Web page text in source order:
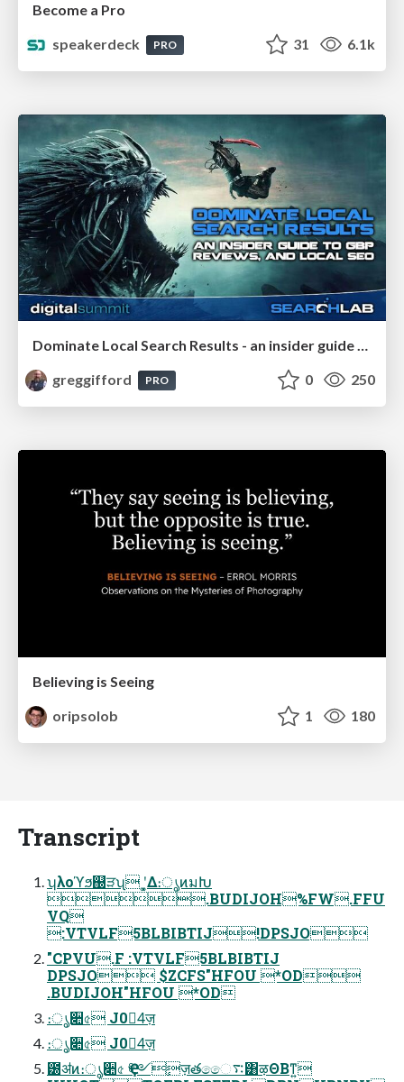
Become a Pro
speakerdeck
PRO 31 6.1k
Dominate Local Search Results - an insider guide to GBP, reviews, and Local SEO
greggifford
PRO 0 250
Believing is Seeing
oripsolob
1 180
Transcript
ʮλοϓϧ஀ੜʯ ʹ͓͚Δ։ൃͷมԽ
.BUDIJOH%FW.FFU
VQ
:VTVLF5BLBIBTIJ!DPSJO
"CPVU.F :VTVLF5BLBIBTIJ
DPSJO $ZCFS"HFOU *OD
.BUDIJOH"HFOU *OD
։ൃ૊৫ J04ٕज़
։ൃ૊৫ J04ٕज़
౰ॳͷ։ൃ૊৫ Ҿ༻ٕज़తෛ࠴͸ऴΘΒͳ͍